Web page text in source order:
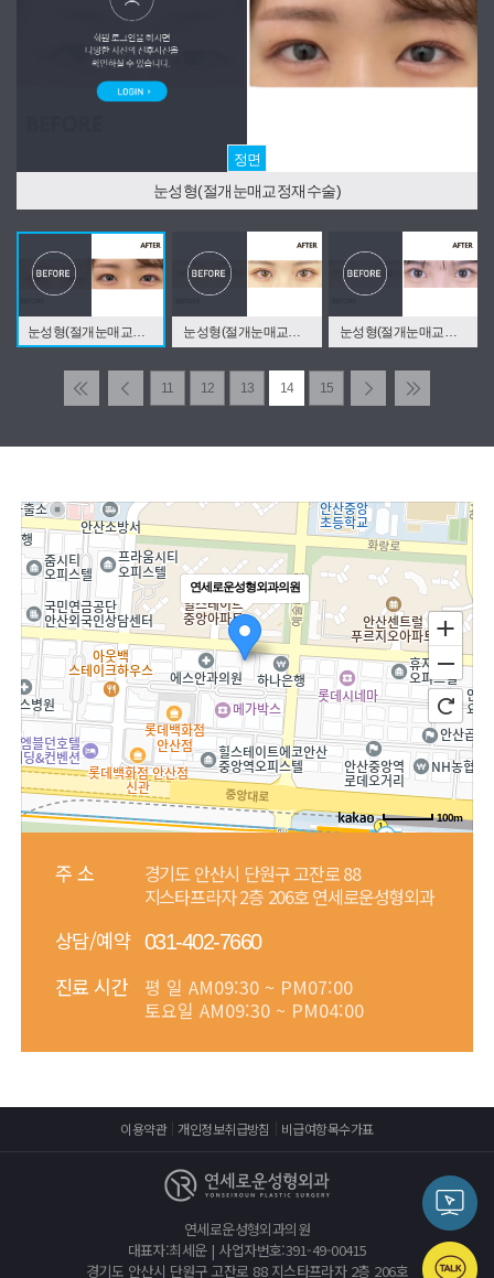
정면
눈성형(절개눈매교정재수술)
눈성형(절개눈매교정재수술) 눈성형(절개눈매교정재수술) 눈성형(절개눈매교정재수술)
11 12 13 14 15
연세로운성형외과의원
100m
주 소
경기도 안산시 단원구 고잔로 88
지스타프라자 2층 206호 연세로운성형외과
상담/예약 031-402-7660
진료 시간 평 일 AM09:30 ~ PM07:00
토요일 AM09:30 ~ PM04:00
이용약관 개인정보취급방침 비급여항목수가표
연세로운성형외과의원
대표자:최세운 | 사업자번호:391-49-00415
경기도 안산시 단원구 고잔로 88 지스타프라자 2층 206호